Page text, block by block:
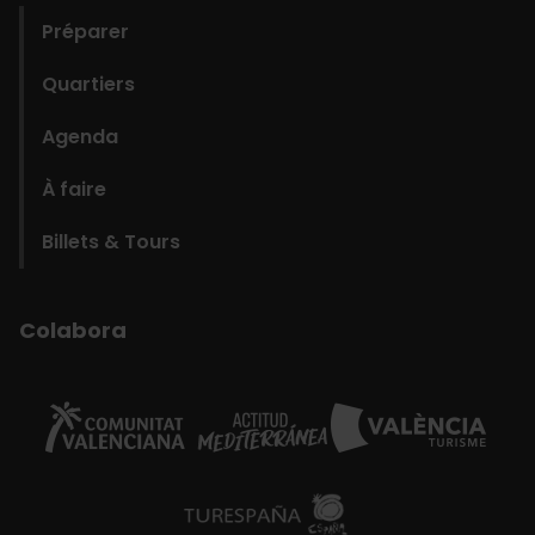
Préparer
Quartiers
Agenda
À faire
Billets & Tours
Colabora